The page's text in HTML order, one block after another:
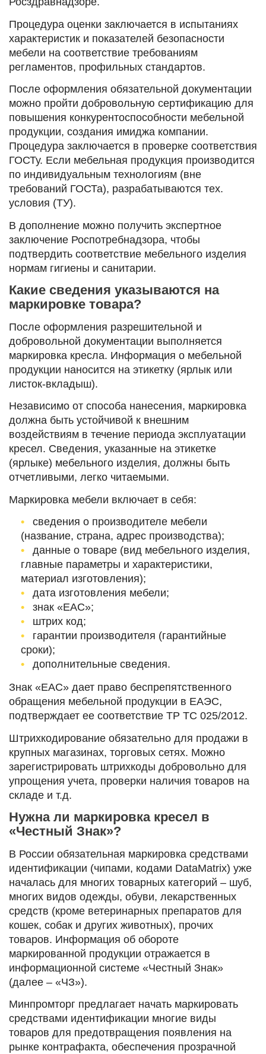
Процедура оценки заключается в испытаниях
характеристик и показателей безопасности
мебели на соответствие требованиям
регламентов, профильных стандартов.
После оформления обязательной документации
можно пройти добровольную сертификацию для
повышения конкурентоспособности мебельной
продукции, создания имиджа компании.
Процедура заключается в проверке соответствия
ГОСТу. Если мебельная продукция производится
по индивидуальным технологиям (вне
требований ГОСТа), разрабатываются тех.
условия (ТУ).
В дополнение можно получить экспертное
заключение Роспотребнадзора, чтобы
подтвердить соответствие мебельного изделия
нормам гигиены и санитарии.
Какие сведения указываются на
маркировке товара?
После оформления разрешительной и
добровольной документации выполняется
маркировка кресла. Информация о мебельной
продукции наносится на этикетку (ярлык или
листок-вкладыш).
Независимо от способа нанесения, маркировка
должна быть устойчивой к внешним
воздействиям в течение периода эксплуатации
кресел. Сведения, указанные на этикетке
(ярлыке) мебельного изделия, должны быть
отчетливыми, легко читаемыми.
Маркировка мебели включает в себя:
сведения о производителе мебели
(название, страна, адрес производства);
данные о товаре (вид мебельного изделия,
главные параметры и характеристики,
материал изготовления);
дата изготовления мебели;
знак «ЕАС»;
штрих код;
гарантии производителя (гарантийные
сроки);
дополнительные сведения.
Знак «ЕАС» дает право беспрепятственного
обращения мебельной продукции в ЕАЭС,
подтверждает ее соответствие ТР ТС 025/2012.
Штрихкодирование обязательно для продажи в
крупных магазинах, торговых сетях. Можно
зарегистрировать штрихкоды добровольно для
упрощения учета, проверки наличия товаров на
складе и т.д.
Нужна ли маркировка кресел в
«Честный Знак»?
В России обязательная маркировка средствами
идентификации (чипами, кодами DataMatrix) уже
началась для многих товарных категорий – шуб,
многих видов одежды, обуви, лекарственных
средств (кроме ветеринарных препаратов для
кошек, собак и других животных), прочих
товаров. Информация об обороте
маркированной продукции отражается в
информационной системе «Честный Знак»
(далее – «ЧЗ»).
Минпромторг предлагает начать маркировать
средствами идентификации многие виды
товаров для предотвращения появления на
рынке контрафакта, обеспечения прозрачной